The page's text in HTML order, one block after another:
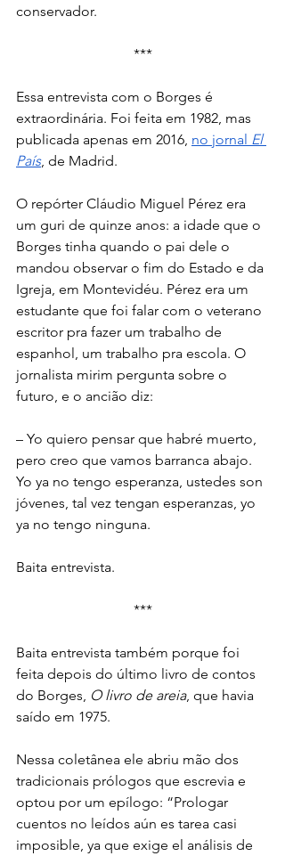
conservador.
***
Essa entrevista com o Borges é
extraordinária. Foi feita em 1982, mas
publicada apenas em 2016, no jornal El
País, de Madrid.
O repórter Cláudio Miguel Pérez era
um guri de quinze anos: a idade que o
Borges tinha quando o pai dele o
mandou observar o fim do Estado e da
Igreja, em Montevidéu. Pérez era um
estudante que foi falar com o veterano
escritor pra fazer um trabalho de
espanhol, um trabalho pra escola. O
jornalista mirim pergunta sobre o
futuro, e o ancião diz:
– Yo quiero pensar que habré muerto,
pero creo que vamos barranca abajo.
Yo ya no tengo esperanza, ustedes son
jóvenes, tal vez tengan esperanzas, yo
ya no tengo ninguna.
Baita entrevista.
***
Baita entrevista também porque foi
feita depois do último livro de contos
do Borges, O livro de areia, que havia
saído em 1975.
Nessa coletânea ele abriu mão dos
tradicionais prólogos que escrevia e
optou por um epílogo: “Prologar
cuentos no leídos aún es tarea casi
imposible, ya que exige el análisis de